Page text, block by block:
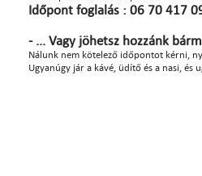
Időpont foglalás : 06 70 417
- ... Vagy jöhetsz hozzánk
Nálunk nem kötelező időpontot kérni,
Ugyanúgy jár a kávé, üdítő és a nasi,